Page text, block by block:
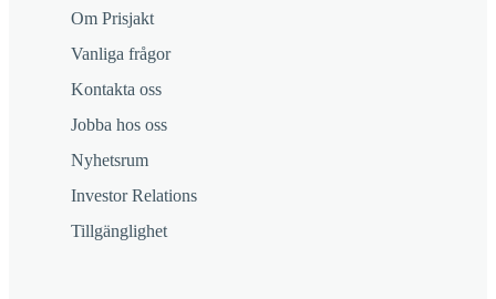
Om Prisjakt
Vanliga frågor
Kontakta oss
Jobba hos oss
Nyhetsrum
Investor Relations
Tillgänglighet